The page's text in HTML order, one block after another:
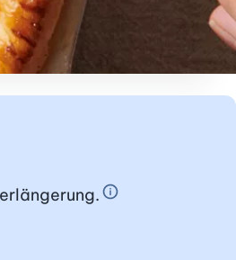
Schnupperabo